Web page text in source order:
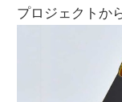
プロジェクトか